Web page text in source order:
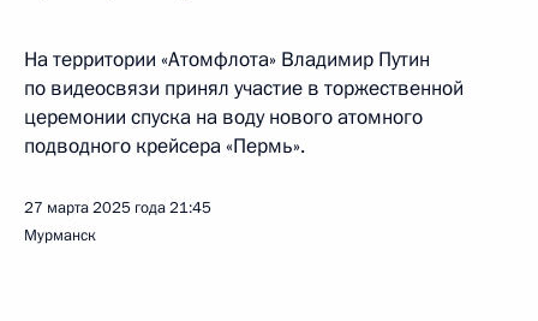
На территории «Атомфлота» Владимир Путин
по видеосвязи принял участие в торжественной
церемонии спуска на воду нового атомного
подводного крейсера «Пермь».
27 марта 2025 года21:45
Мурманск